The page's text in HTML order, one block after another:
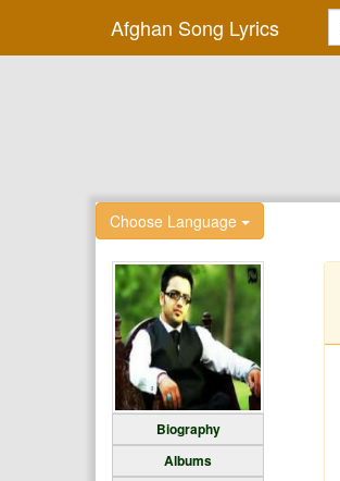
Afghan Song Lyrics
Choose Language
Biography
Albums